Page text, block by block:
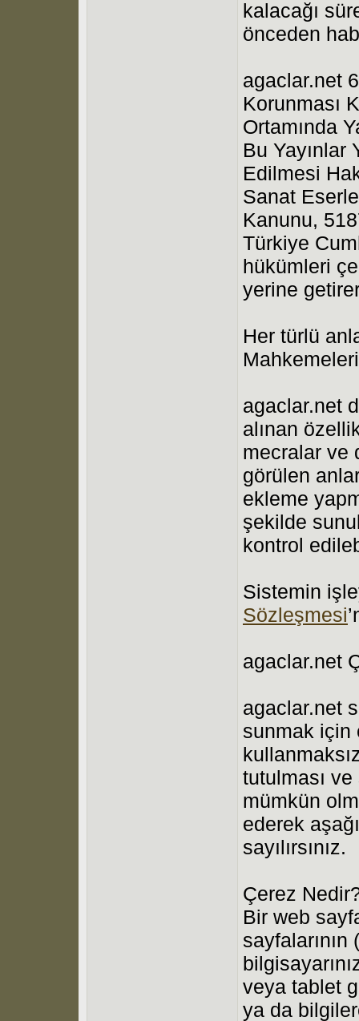
kalacağı
önceden
agaclar.net
Korunması
Ortamında
Bu
Edilmesi
Sanat
Kanunu,
Türkiye
hükümleri
yerine
Her türlü
agaclar.net
alınan
mecralar ve
görülen
ekleme
şekilde
kontrol
Sistemin
Sözleşmesi
agaclar.net
agaclar.net
sunmak için
tutulması
mümkün
ederek
sayılırsınız.
Çerez
Bir web
sayfalarının
veya tablet
ya da